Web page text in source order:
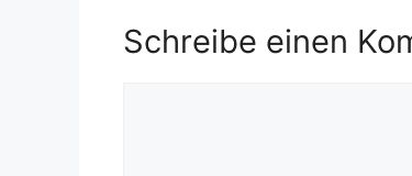
Schreibe einen